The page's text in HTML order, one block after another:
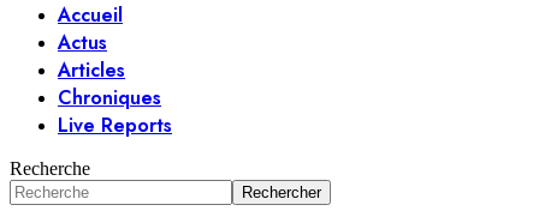
Accueil
Actus
Articles
Chroniques
Live Reports
Recherche